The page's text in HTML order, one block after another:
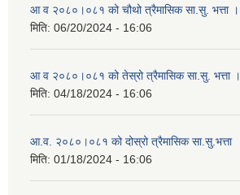
आ व २०८०।०८१ को चौथो त्रैमासिक सा.सु. भत्ता ।
मिति: 06/20/2024 - 16:06
आ व २०८०।०८१ को तेस्रो त्रैमासिक सा.सु. भत्ता ।
मिति: 04/18/2024 - 16:06
आ.व. २०८०।०८१ को दोस्रो त्रैमासिक सा.सु.भत्ता
मिति: 01/18/2024 - 16:06